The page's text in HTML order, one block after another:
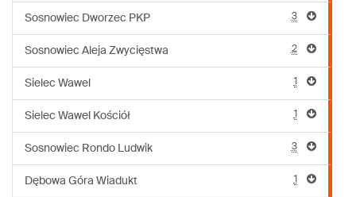
Sosnowiec Dworzec PKP 3
Sosnowiec Aleja Zwycięstwa 2
Sielec Wawel 1
Sielec Wawel Kościół 1
Sosnowiec Rondo Ludwik 3
Dębowa Góra Wiadukt 1